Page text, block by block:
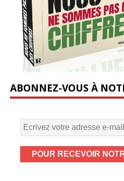
ABONNEZ-VOUS À